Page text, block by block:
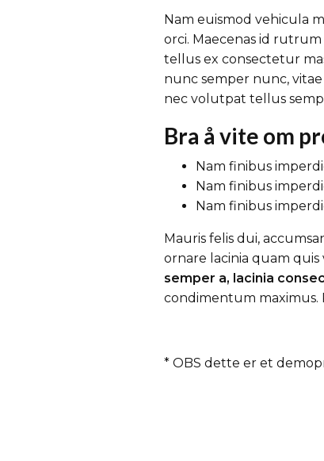
Nam euismod vehicula
orci. Maecenas id
tellus ex consectetur
nunc semper nunc,
nec volutpat tellus
Bra å vite om
Nam finibus
Nam finibus
Nam finibus
Mauris felis dui,
ornare lacinia quam quis
semper a, lacinia
condimentum maximus.
* OBS dette er et